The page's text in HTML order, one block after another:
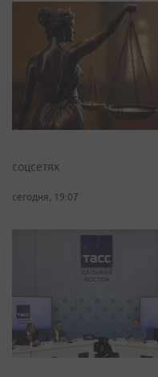
соцсетях
сегодня, 19:07